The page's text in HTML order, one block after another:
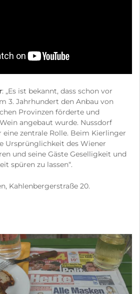
: „Es ist bekannt, dass schon vor
3. Jahrhundert den Anbau von
Provinzen förderte und
angebaut wurde. Nussdorf
zentrale Rolle. Beim Kierlinger
Ursprünglichkeit des Wiener
und seine Gäste Geselligkeit und
spüren zu lassen“.
Kahlenbergerstraße 20.